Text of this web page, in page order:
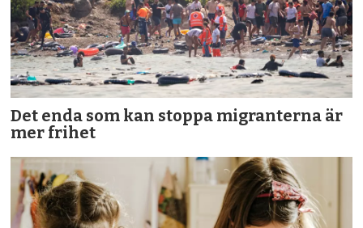
Det enda som kan stoppa migranterna är
mer frihet